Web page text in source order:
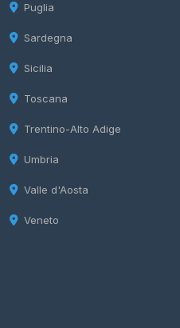
Puglia
Sardegna
Sicilia
Toscana
Trentino-Alto Adige
Umbria
Valle d'Aosta
Veneto